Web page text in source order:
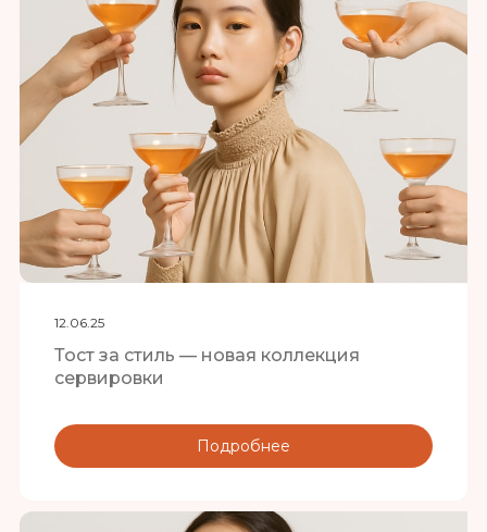
12.06.25
Тост за стиль — новая коллекция
сервировки
Подробнее